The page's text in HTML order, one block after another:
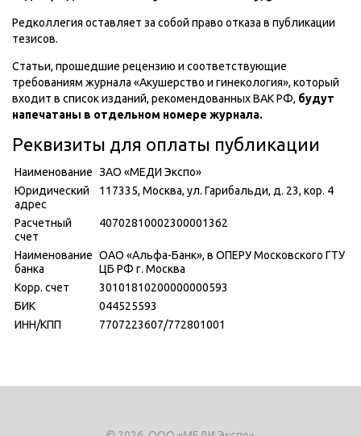
Редколлегия оставляет за собой право отказа в публикации
тезисов.
Статьи, прошедшие рецензию и соответствующие
требованиям журнала «Акушерство и гинекология», который
входит в список изданий, рекомендованных ВАК РФ, будут
напечатаны в отдельном номере журнала.
Реквизиты для оплаты публикации
Наименование ЗАО «МЕДИ Экспо»
Юридический
адрес
117335, Москва, ул. Гарибальди, д. 23, кор. 4
Расчетный
счет
40702810002300001362
Наименование
банка
ОАО «Альфа-Банк», в ОПЕРУ Московского ГТУ
ЦБ РФ г. Москва
Корр. счет
30101810200000000593
БИК
044525593
ИНН/КПП
7707223607/772801001